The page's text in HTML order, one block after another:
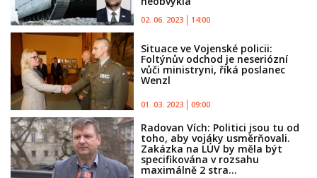
02. 06. 2023 14:00
Situace ve Vojenské policii:
Foltýnův odchod je neseriózní
vůči ministryni, říká poslanec
Wenzl
01. 03. 2023 09:00
Radovan Vích: Politici jsou tu od
toho, aby vojáky usměrňovali.
Zakázka na LÚV by měla být
specifikována v rozsahu
maximálně 2 stra...